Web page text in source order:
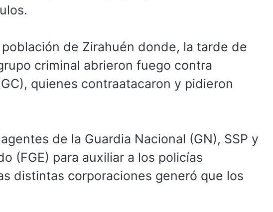
de Zirahuén donde, la tarde de
criminal abrieron fuego contra
quienes contraatacaron y pidieron
de la Guardia Nacional (GN), SSP y
(FGE) para auxiliar a los policías
distintas corporaciones generó que los